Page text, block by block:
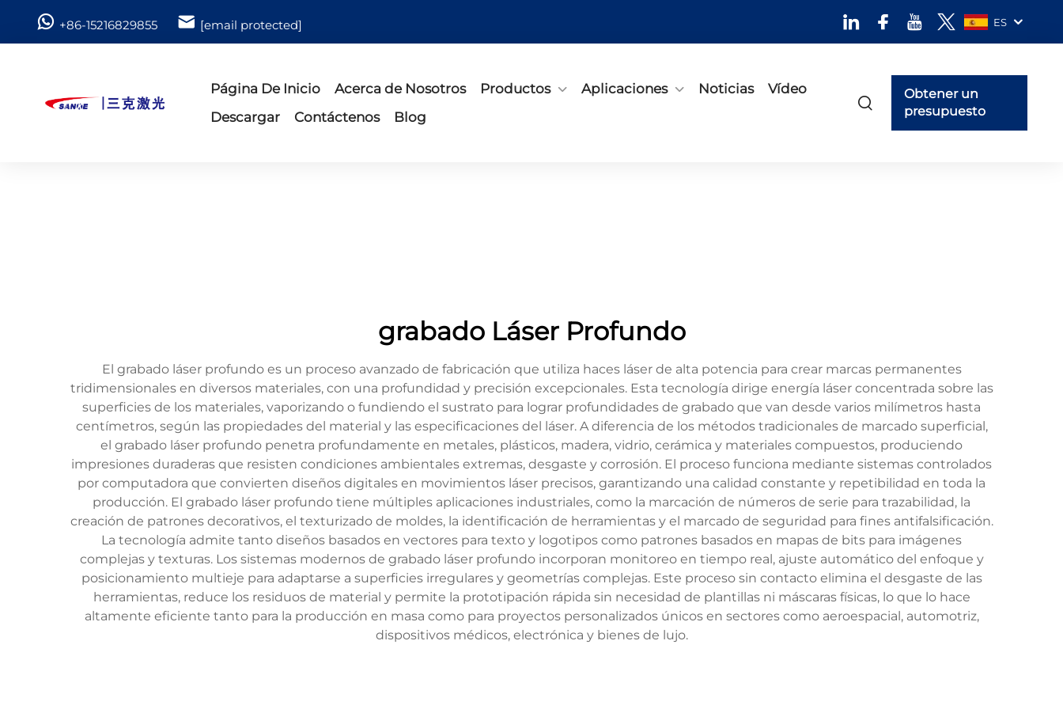
+86-15216829855 [email protected] ES
Página De Inicio Acerca de Nosotros Productos Aplicaciones Noticias
Vídeo
Descargar
Contáctenos Blog
Obtener un
presupuesto
grabado Láser Profundo
El grabado láser profundo es un proceso avanzado de fabricación que utiliza haces láser de alta potencia para crear marcas permanentes
tridimensionales en diversos materiales, con una profundidad y precisión excepcionales. Esta tecnología dirige energía láser concentrada sobre las
superficies de los materiales, vaporizando o fundiendo el sustrato para lograr profundidades de grabado que van desde varios milímetros hasta
centímetros, según las propiedades del material y las especificaciones del láser. A diferencia de los métodos tradicionales de marcado superficial,
el grabado láser profundo penetra profundamente en metales, plásticos, madera, vidrio, cerámica y materiales compuestos, produciendo
impresiones duraderas que resisten condiciones ambientales extremas, desgaste y corrosión. El proceso funciona mediante sistemas controlados
por computadora que convierten diseños digitales en movimientos láser precisos, garantizando una calidad constante y repetibilidad en toda la
producción. El grabado láser profundo tiene múltiples aplicaciones industriales, como la marcación de números de serie para trazabilidad, la
creación de patrones decorativos, el texturizado de moldes, la identificación de herramientas y el marcado de seguridad para fines antifalsificación.
La tecnología admite tanto diseños basados en vectores para texto y logotipos como patrones basados en mapas de bits para imágenes
complejas y texturas. Los sistemas modernos de grabado láser profundo incorporan monitoreo en tiempo real, ajuste automático del enfoque y
posicionamiento multieje para adaptarse a superficies irregulares y geometrías complejas. Este proceso sin contacto elimina el desgaste de las
herramientas, reduce los residuos de material y permite la prototipación rápida sin necesidad de plantillas ni máscaras físicas, lo que lo hace
altamente eficiente tanto para la producción en masa como para proyectos personalizados únicos en sectores como aeroespacial, automotriz,
dispositivos médicos, electrónica y bienes de lujo.